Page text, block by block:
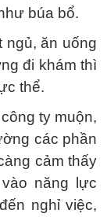
búa bổ.
ngủ, ăn uống
đi khám thì
thể.
ty muộn,
các phần
cảm thấy
năng lực
nghỉ việc,